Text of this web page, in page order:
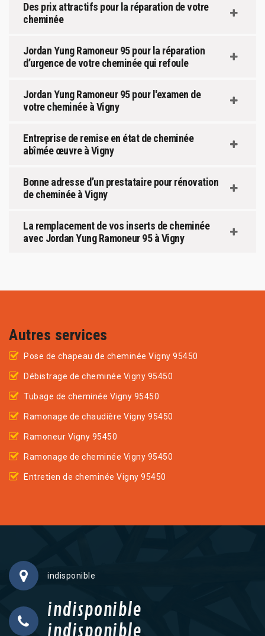
Des prix attractifs pour la réparation de votre
cheminée
Jordan Yung Ramoneur 95 pour la réparation
d’urgence de votre cheminée qui refoule
Jordan Yung Ramoneur 95 pour l'examen de
votre cheminée à Vigny
Entreprise de remise en état de cheminée
abîmée œuvre à Vigny
Bonne adresse d’un prestataire pour rénovation
de cheminée à Vigny
La remplacement de vos inserts de cheminée
avec Jordan Yung Ramoneur 95 à Vigny
Autres services
Pose de chapeau de cheminée Vigny 95450
Débistrage de cheminée Vigny 95450
Tubage de cheminée Vigny 95450
Ramonage de chaudière Vigny 95450
Ramoneur Vigny 95450
Ramonage de cheminée Vigny 95450
Entretien de cheminée Vigny 95450
indisponible
indisponible
indisponible